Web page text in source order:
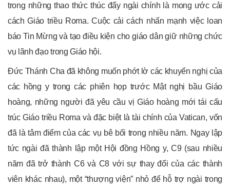
trong những thao thức thúc đẩy ngài chính là mong ước cải
cách Giáo triều Roma. Cuộc cải cách nhấn mạnh việc loan
báo Tin Mừng và tạo điều kiện cho giáo dân giữ những chức
vụ lãnh đạo trong Giáo hội.
Đức Thánh Cha đã không muốn phớt lờ các khuyến nghị của
các hồng y trong các phiên họp trước Mật nghị bầu Giáo
hoàng, những người đã yêu cầu vị Giáo hoàng mới tái cấu
trúc Giáo triều Roma và đặc biệt là tài chính của Vatican, vốn
đã là tâm điểm của các vụ bê bối trong nhiều năm. Ngay lập
tức ngài đã thành lập một Hội đồng Hồng y, C9 (sau nhiều
năm đã trở thành C6 và C8 với sự thay đổi của các thành
viên khác nhau), một “thượng viện” nhỏ để hỗ trợ ngài trong